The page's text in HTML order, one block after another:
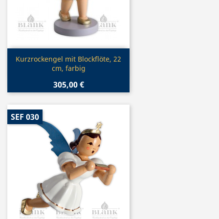
Vorschau
Kurzrockengel mit Blockflöte, 22
cm, farbig
305,00 €
SEF 030